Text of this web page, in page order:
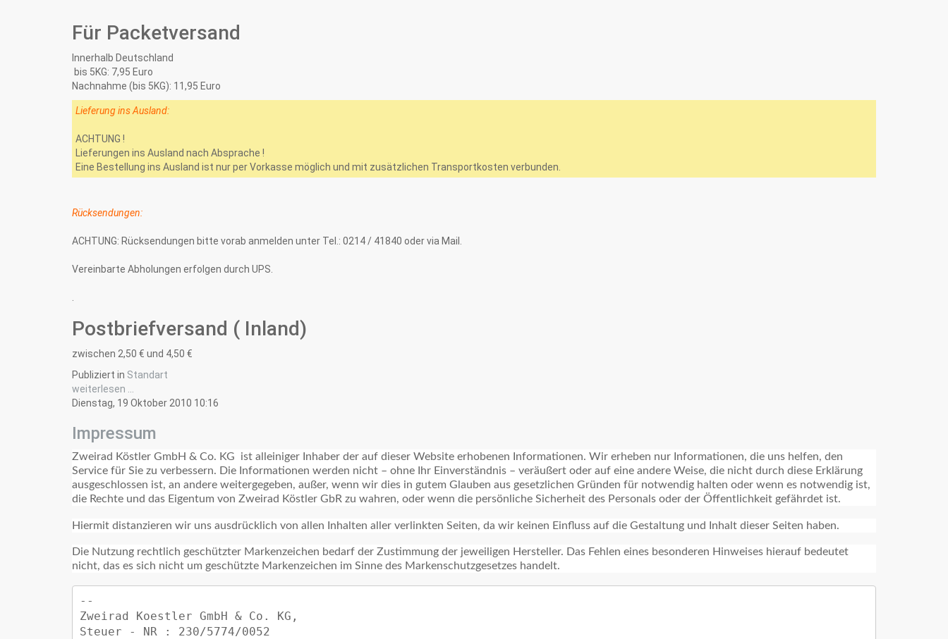
Für Packetversand
Innerhalb Deutschland
bis 5KG: 7,95 Euro
Nachnahme (bis 5KG): 11,95 Euro
Lieferung ins Ausland:
ACHTUNG !
Lieferungen ins Ausland nach Absprache !
Eine Bestellung ins Ausland ist nur per Vorkasse möglich und mit zusätzlichen Transportkosten verbunden.
Rücksendungen:
ACHTUNG: Rücksendungen bitte vorab anmelden unter Tel.: 0214 / 41840 oder via Mail.
Vereinbarte Abholungen erfolgen durch UPS.
Postbriefversand ( Inland)
zwischen 2,50 € und 4,50 €
Publiziert in Standart
weiterlesen ...
Dienstag, 19 Oktober 2010 10:16
Impressum
Zweirad Köstler GmbH & Co. KG ist alleiniger Inhaber der auf dieser Website erhobenen Informationen. Wir erheben nur Informationen, die uns helfen, den
Service für Sie zu verbessern. Die Informationen werden nicht – ohne Ihr Einverständnis – veräußert oder auf eine andere Weise, die nicht durch diese Erklärung
ausgeschlossen ist, an andere weitergegeben, außer, wenn wir dies in gutem Glauben aus gesetzlichen Gründen für notwendig halten oder wenn es notwendig ist,
die Rechte und das Eigentum von Zweirad Köstler GbR zu wahren, oder wenn die persönliche Sicherheit des Personals oder der Öffentlichkeit gefährdet ist.
Hiermit distanzieren wir uns ausdrücklich von allen Inhalten aller verlinkten Seiten, da wir keinen Einfluss auf die Gestaltung und Inhalt dieser Seiten haben.
Die Nutzung rechtlich geschützter Markenzeichen bedarf der Zustimmung der jeweiligen Hersteller. Das Fehlen eines besonderen Hinweises hierauf bedeutet
nicht, das es sich nicht um geschützte Markenzeichen im Sinne des Markenschutzgesetzes handelt.
--
Zweirad Koestler GmbH & Co. KG,
Steuer - NR : 230/5774/0052